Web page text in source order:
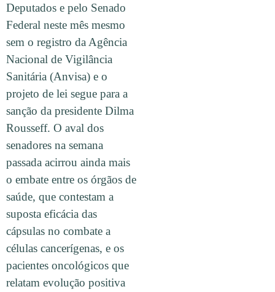
Deputados e pelo Senado
Federal neste mês mesmo
sem o registro da Agência
Nacional de Vigilância
Sanitária (Anvisa) e o
projeto de lei segue para a
sanção da presidente Dilma
Rousseff. O aval dos
senadores na semana
passada acirrou ainda mais
o embate entre os órgãos de
saúde, que contestam a
suposta eficácia das
cápsulas no combate a
células cancerígenas, e os
pacientes oncológicos que
relatam evolução positiva